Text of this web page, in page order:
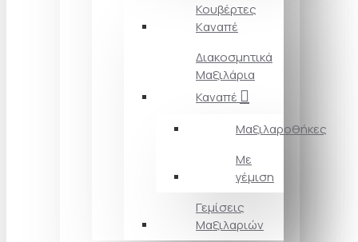
Κουβέρτες
Kαναπέ
Διακοσμητικά
Mαξιλάρια
Καναπέ
Μαξιλαροθήκες
Με
γέμιση
Γεμίσεις
Μαξιλαριών